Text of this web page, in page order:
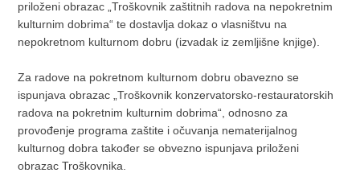
priloženi obrazac „Troškovnik zaštitnih radova na nepokretnim
kulturnim dobrima“ te dostavlja dokaz o vlasništvu na
nepokretnom kulturnom dobru (izvadak iz zemljišne knjige).
Za radove na pokretnom kulturnom dobru obavezno se
ispunjava obrazac „Troškovnik konzervatorsko-restauratorskih
radova na pokretnim kulturnim dobrima“, odnosno za
provođenje programa zaštite i očuvanja nematerijalnog
kulturnog dobra također se obvezno ispunjava priloženi
obrazac Troškovnika.